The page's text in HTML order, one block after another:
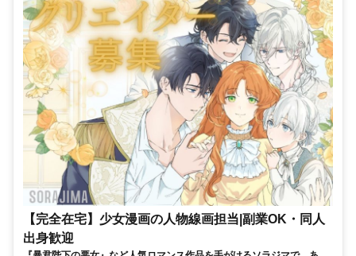
【完全在宅】少女漫画の人物線画担当|副業OK・同人
出身歓迎